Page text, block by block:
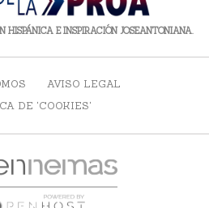
HISPÁNICA E INSPIRACIÓN JOSEANTONIANA.
AVISO LEGAL
DE 'COOKIES'